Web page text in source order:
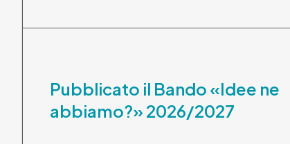
Pubblicato il Bando «Idee ne
abbiamo?» 2026/2027